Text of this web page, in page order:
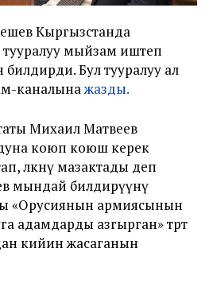
Кыргызстанда
мыйзам иштеп
Бул тууралуу ал
каналынажазды.
Михаил Матвеев
коюп коюш керек
өлкөнү мазактады деп
мындай билдирүүнү
«Орусиянын армиясынын
адамдарды азгырган» төрт
кийин жасаганын